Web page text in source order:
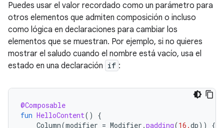
Puedes usar el valor recordado como un parámetro para
otros elementos que admiten composición o incluso
como lógica en declaraciones para cambiar los
elementos que se muestran. Por ejemplo, si no quieres
mostrar el saludo cuando el nombre está vacío, usa el
estado en una declaración if :
@Composable
fun HelloContent()
{
Column(modifier = Modifier .padding(16.dp))
{